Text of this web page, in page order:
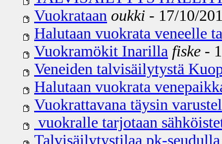
Vuokrataan oukki - 17/10/
Halutaan vuokrata veneelle
Vuokramökit Inarilla fiske -
Veneiden talvisäilytystä
Halutaan vuokrata
Vuokrattavana täysin
vuokralle tarjotaan
Talvisäilytystilaa pk-seudulla